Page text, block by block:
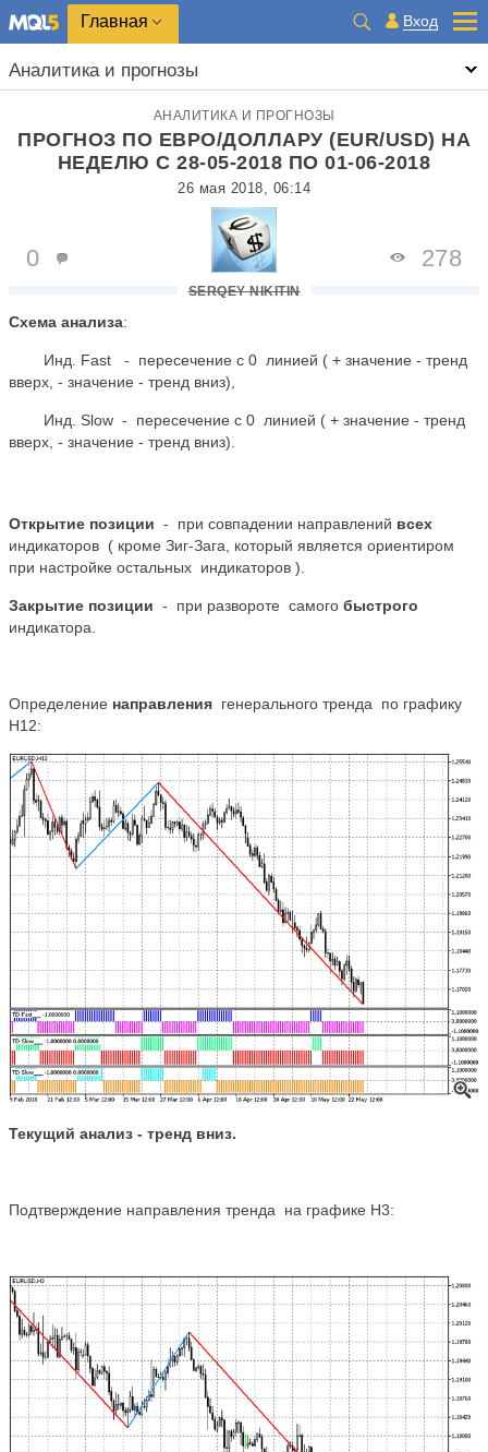
Главная Вход
Аналитика и прогнозы
АНАЛИТИКА И ПРОГНОЗЫ
ПРОГНОЗ ПО ЕВРО/ДОЛЛАРУ (EUR/USD) НА
НЕДЕЛЮ С 28-05-2018 ПО 01-06-2018
26 мая 2018, 06:14
SERQEY NIKITIN
0 278
Схема анализа:
Инд. Fast - пересечение с 0 линией ( + значение - тренд
вверх, - значение - тренд вниз),
Инд. Slow - пересечение с 0 линией ( + значение - тренд
вверх, - значение - тренд вниз).
Открытие позиции - при совпадении направлений всех
индикаторов ( кроме Зиг-Зага, который является ориентиром
при настройке остальных индикаторов ).
Закрытие позиции - при развороте самого быстрого
индикатора.
Определение направления генерального тренда по графику
H12:
Текущий анализ - тренд вниз.
Подтверждение направления тренда на графике Н3: